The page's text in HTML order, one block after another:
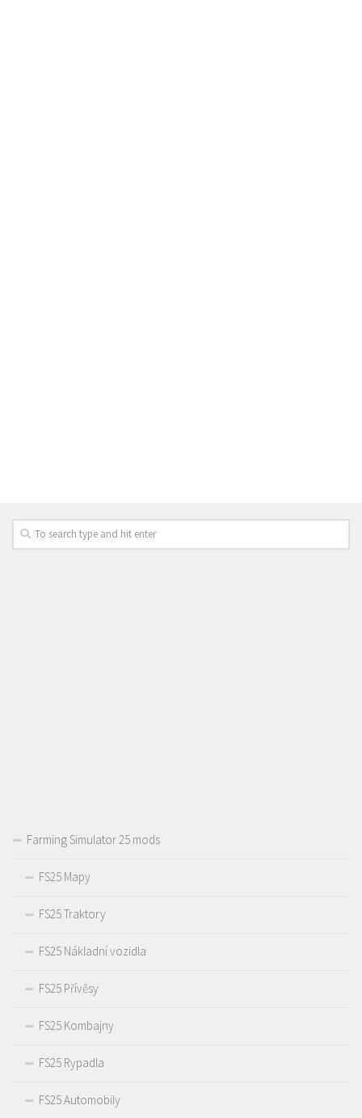
Farming Simulator 25 mods
FS25 Mapy
FS25 Traktory
FS25 Nákladní vozidla
FS25 Přívěsy
FS25 Kombajny
FS25 Rypadla
FS25 Automobily